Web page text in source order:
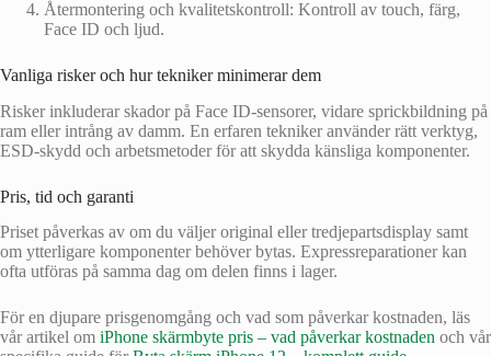
Återmontering och kvalitetskontroll: Kontroll av touch, färg,
Face ID och ljud.
Vanliga risker och hur tekniker minimerar dem
Risker inkluderar skador på Face ID-sensorer, vidare sprickbildning på
ram eller intrång av damm. En erfaren tekniker använder rätt verktyg,
ESD-skydd och arbetsmetoder för att skydda känsliga komponenter.
Pris, tid och garanti
Priset påverkas av om du väljer original eller tredjepartsdisplay samt
om ytterligare komponenter behöver bytas. Expressreparationer kan
ofta utföras på samma dag om delen finns i lager.
För en djupare prisgenomgång och vad som påverkar kostnaden, läs
vår artikel om iPhone skärmbyte pris – vad påverkar kostnaden och vår